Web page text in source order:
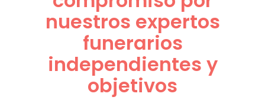
nuestros expertos
funerarios
independientes y
objetivos